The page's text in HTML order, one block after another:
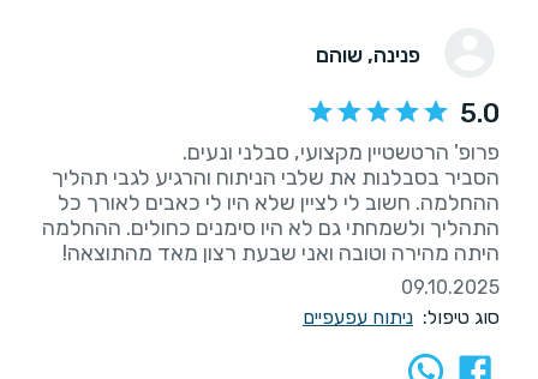
פנינה, שוהם
5.0
הסביר בסבלנות את שלבי הניתוח והרגיע לגבי תהליך
ההחלמה. חשוב לי לציין שלא היו לי כאבים לאורך כל
התהליך ולשמחתי גם לא היו סימנים כחולים. ההחלמה
היתה מהירה וטובה ואני שבעת רצון מאד מהתוצאה!
09.10.2025
סוג טיפול: ניתוח עפעפיים